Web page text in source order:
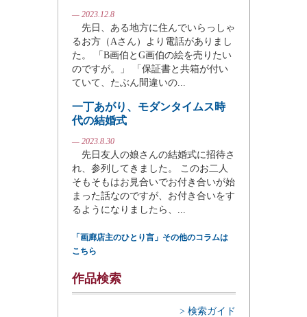
— 2023.12.8
先日、ある地方に住んでいらっしゃ
るお方（Aさん）より電話がありまし
た。 「B画伯とG画伯の絵を売りたい
のですが。」 「保証書と共箱が付い
ていて、たぶん間違いの...
一丁あがり、モダンタイムス時
代の結婚式
— 2023.8.30
先日友人の娘さんの結婚式に招待さ
れ、参列してきました。 このお二人
そもそもはお見合いでお付き合いが始
まった話なのですが、お付き合いをす
るようになりましたら、...
「画廊店主のひとり言」その他のコラムは
こちら
作品検索
> 検索ガイド